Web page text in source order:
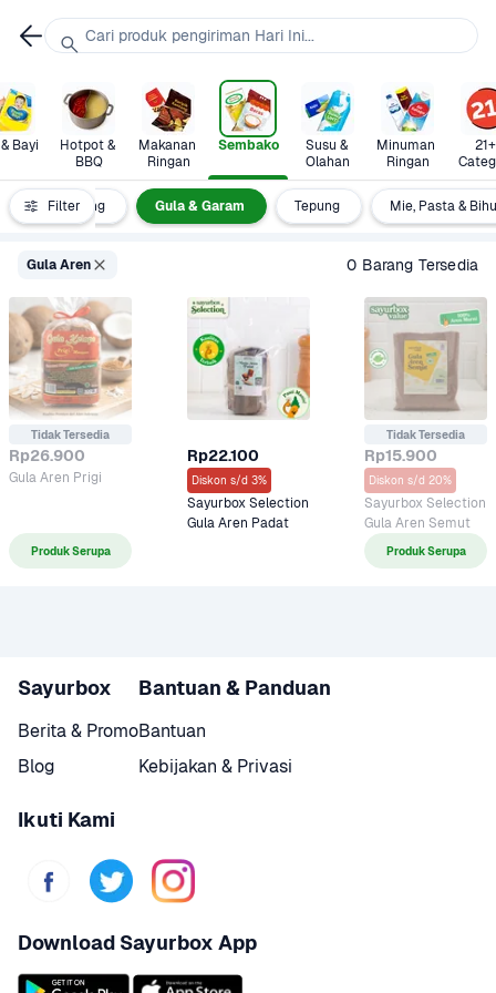
Bayi
Hotpot &
BBQ
Makanan
Ringan
Sembako
Susu &
Olahan
Minuman
Ringan
21+
Filter
Minyak Goreng Gula & Garam Tepung Mie, Pasta &
Gula Aren 0 Barang Tersedia
Tidak Tersedia
Rp26.900
Gula Aren Prigi
Produk Serupa
Rp22.100
Diskon s/d 3%
Sayurbox Selection
Gula Aren Padat
Tidak Tersedia
Rp15.900
Diskon s/d 20%
Sayurbox Selection
Produk Serupa
Sayurbox
Berita & Promo
Blog
Bantuan & Panduan
Bantuan
Kebijakan & Privasi
Ikuti Kami
Download Sayurbox App
Cari produk pengiriman Hari Ini...